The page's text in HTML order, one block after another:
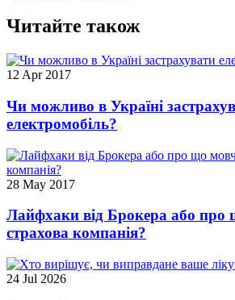
Читайте також
12 Apr 2017
Чи можливо в Україні
електромобіль?
28 May 2017
Лайфхаки від Брокера або про
страхова компанія?
24 Jul 2026